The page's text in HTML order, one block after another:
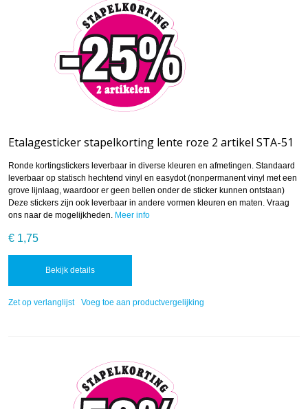
Etalagesticker stapelkorting lente roze 2 artikel STA-51
Ronde kortingstickers leverbaar in diverse kleuren en afmetingen. Standaard
leverbaar op statisch hechtend vinyl en easydot (nonpermanent vinyl met een
grove lijnlaag, waardoor er geen bellen onder de sticker kunnen ontstaan)
Deze stickers zijn ook leverbaar in andere vormen kleuren en maten. Vraag
ons naar de mogelijkheden. Meer info
€ 1,75
Bekijk details
Zet op verlanglijst Voeg toe aan productvergelijking